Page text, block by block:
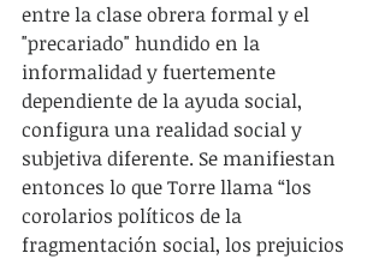
entre la clase obrera formal y el
"precariado" hundido en la
informalidad y fuertemente
dependiente de la ayuda social,
configura una realidad social y
subjetiva diferente. Se manifiestan
entonces lo que Torre llama “los
corolarios políticos de la
fragmentación social, los prejuicios